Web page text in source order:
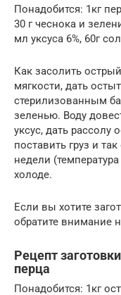
Понадобится: 1кг
30 г чеснока и
мл уксуса 6%, 60г
Как засолить
мягкости, дать
стерилизованным
зеленью. Воду
уксус, дать рассолу
поставить груз и
недели
холоде.
Если вы хотите
обратите внимание
Рецепт
перца
Понадобится: 1кг